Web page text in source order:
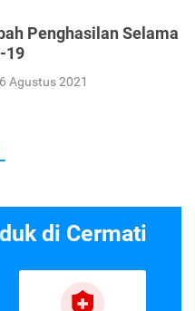
Penghasilan Selama
19
Agustus 2021
di Cermati